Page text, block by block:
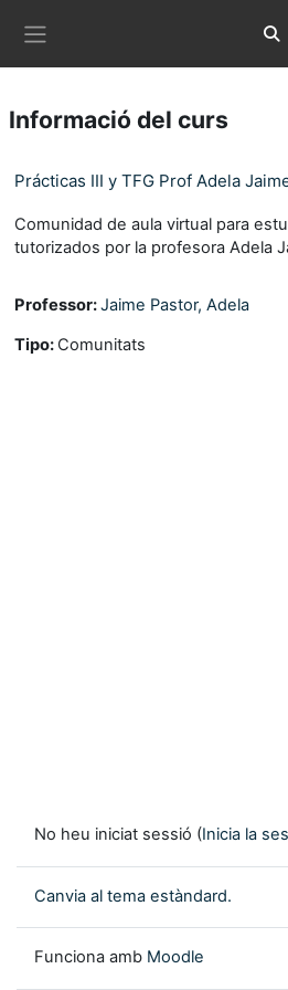
Informació del curs
Prácticas III y TFG Prof Adela
Comunidad de aula virtual para
tutorizados por la profesora Adela
Professor:Jaime Pastor, Adela
Tipo: Comunitats
No heu iniciat sessió (Inicia la
Canvia al tema estàndard.
Funciona amb Moodle